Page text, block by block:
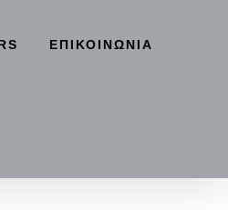
ΕΠΙΚΟΙΝΩΝΙΑ